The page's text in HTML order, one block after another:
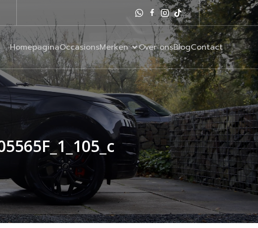
HomepaginaOccasionsMerken Over onsBlogContact